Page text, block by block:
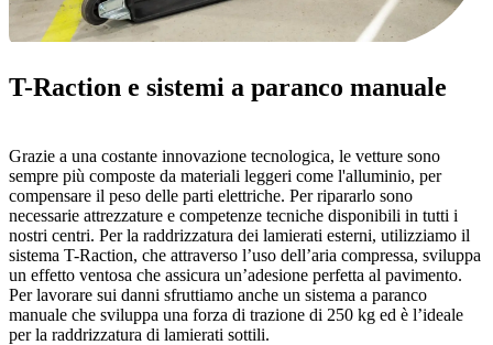
T-Raction e sistemi a paranco manuale
Grazie a una costante innovazione tecnologica, le vetture sono
sempre più composte da materiali leggeri come l'alluminio, per
compensare il peso delle parti elettriche. Per ripararlo sono
necessarie attrezzature e competenze tecniche disponibili in tutti i
nostri centri. Per la raddrizzatura dei lamierati esterni, utilizziamo il
sistema T-Raction, che attraverso l’uso dell’aria compressa, sviluppa
un effetto ventosa che assicura un’adesione perfetta al pavimento.
Per lavorare sui danni sfruttiamo anche un sistema a paranco
manuale che sviluppa una forza di trazione di 250 kg ed è l’ideale
per la raddrizzatura di lamierati sottili.